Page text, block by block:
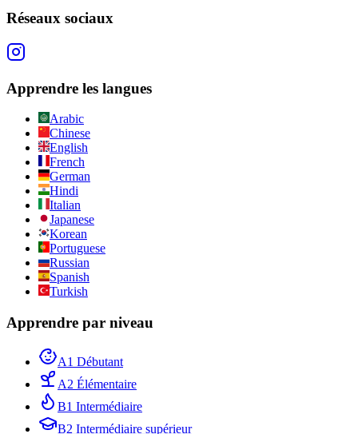
Réseaux sociaux
Apprendre les langues
Arabic
Chinese
English
French
German
Hindi
Italian
Japanese
Korean
Portuguese
Russian
Spanish
Turkish
Apprendre par niveau
A1 Débutant
A2 Élémentaire
B1 Intermédiaire
B2 Intermédiaire supérieur